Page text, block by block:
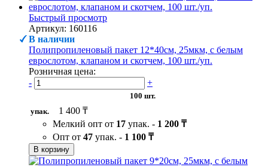
Быстрый просмотр
Артикул: 160116
В наличии
Полипропиленовый пакет 12*40см, 25мкм, с белым
еврослотом, клапаном и скотчем, 100 шт./уп.
Розничная цена:
-
+
100 шт.
упак.
1 400 ₸
Мелкий опт от 17 упак. - 1 200 ₸
Опт от 47 упак. - 1 100 ₸
В корзину